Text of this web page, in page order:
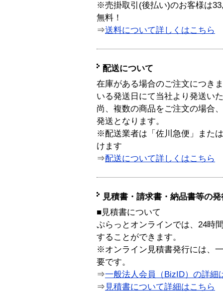
※売掛取引(後払い)のお客様は
無料！
⇒送料について詳しくはこちら
配送について
在庫がある場合のご注文につき
いる発送日にて当社より発送い
尚、複数の商品をご注文の場合
発送となります。
※配送業者は「佐川急便」また
けます
⇒配送について詳しくはこちら
見積書・請求書・納品書等の
■見積書について
ぷらっとオンラインでは、24時
することができます。
※オンライン見積書発行には、
要です。
⇒一般法人会員（BizID）の詳細
⇒ 見積書について詳細はこちら